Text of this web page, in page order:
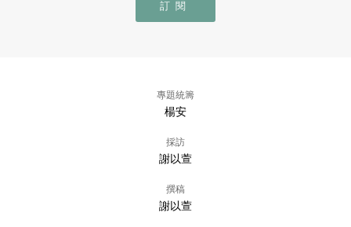
訂閱
專題統籌
楊安
採訪
謝以萱
撰稿
謝以萱